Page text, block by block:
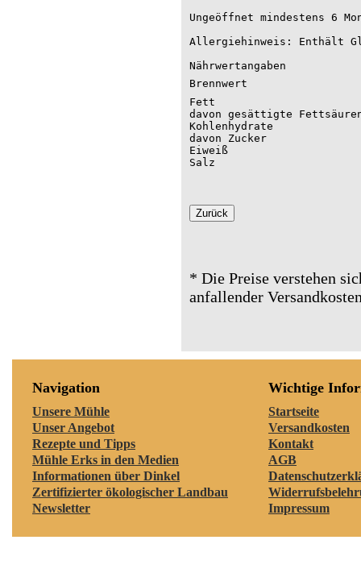
Ungeöffnet mindestens 6
Allergiehinweis: Enthält
Nährwertangaben
Brennwert
Fett
davon gesättigte
Kohlenhydrate
davon Zucker
Eiweiß
Salz
* Die Preise verstehen
anfallender
Navigation
Unsere Mühle
Unser Angebot
Rezepte und Tipps
Mühle Erks in den Medien
Informationen über Dinkel
Zertifizierter ökologischer Landbau
Newsletter
Wichtige
Startseite
Versandkosten
Kontakt
AGB
Impressum